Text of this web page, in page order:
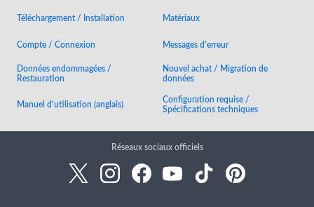
Téléchargement / Installation Matériaux
Compte / Connexion Messages d'erreur
Données endommagées /
Restauration
Nouvel achat / Migration de
données
Manuel d'utilisation (anglais)
Configuration requise /
Spécifications techniques
Réseaux sociaux officiels